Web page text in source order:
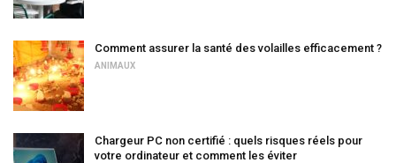
Comment assurer la santé des volailles efficacement ?
ANIMAUX
Chargeur PC non certifié : quels risques réels pour
votre ordinateur et comment les éviter